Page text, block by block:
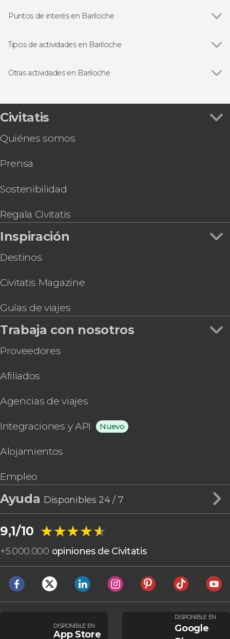
Puntos de interés en Bariloche
Tipos de actividades en Bariloche
Excursiones de un día en Bariloche
Senderismo / Trekking
Tour en bicicleta
Otras actividades en Bariloche
Paseo en velero por el Lago Nahuel Huapi
Alquiler de kayak o paddle surf en Bariloche
Entrada a la estación de esquí Cerro Catedral
Kayak en el Lago Gutiérrez
Clase de esquí o snowboard en Cerro Catedral
Alquiler de ropa de nieve en Bariloche
Civitatis
Quiénes somos
Prensa
Sostenibilidad
Regala Civitatis
Inspiración
Destinos
Civitatis Magazine
Guías de viajes
Trabaja con nosotros
Proveedores
Afiliados
Agencias de viajes
Integraciones y API Nuevo
Alojamientos
Empleo
Ayuda Disponibles 24 / 7
9,1/10 ★★★★★
★★★★★
+5.000.000 opiniones de Civitatis
DISPONIBLE EN
App Store
DISPONIBLE EN
Google